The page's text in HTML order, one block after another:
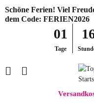
Schöne Ferien! Viel
dem Code: FERIEN2026
01
Tage